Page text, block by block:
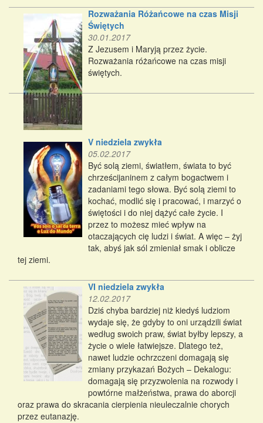
Rozważania Różańcowe na czas Misji
Świętych
30.01.2017
Z Jezusem i Maryją przez życie.
Rozważania różańcowe na czas misji
świętych.
V niedziela zwykła
05.02.2017
Być solą ziemi, światłem, świata to być
chrześcijaninem z całym bogactwem i
zadaniami tego słowa. Być solą ziemi to
kochać, modlić się i pracować, i marzyć o
świętości i do niej dążyć całe życie. I
przez to możesz mieć wpływ na
otaczających cię ludzi i świat. A więc – żyj
tak, abyś jak sól zmieniał smak i oblicze
tej ziemi.
VI niedziela zwykła
12.02.2017
Dziś chyba bardziej niż kiedyś ludziom
wydaje się, że gdyby to oni urządzili świat
według swoich praw, świat byłby lepszy, a
życie o wiele łatwiejsze. Dlatego też,
nawet ludzie ochrzczeni domagają się
zmiany przykazań Bożych – Dekalogu:
domagają się przyzwolenia na rozwody i
powtórne małżeństwa, prawa do aborcji
oraz prawa do skracania cierpienia nieuleczalnie chorych
przez eutanazję.